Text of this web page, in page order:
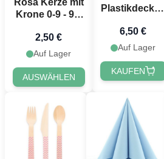
Rosa Kerze mit
Krone 0-9 - 9,5
2,50 €
Auf Lager
AUSWÄHLEN
Plastikdecke -
6,50 €
Auf Lager
KAUFEN